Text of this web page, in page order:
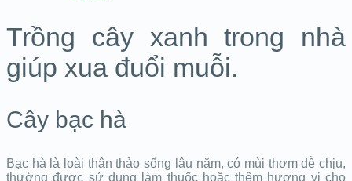
Trồng cây xanh trong nhà
giúp xua đuổi muỗi.
Cây bạc hà
Bạc hà là loài thân thảo sống lâu năm, có mùi thơm dễ chịu,
thường được sử dụng làm thuốc hoặc thêm hương vị cho